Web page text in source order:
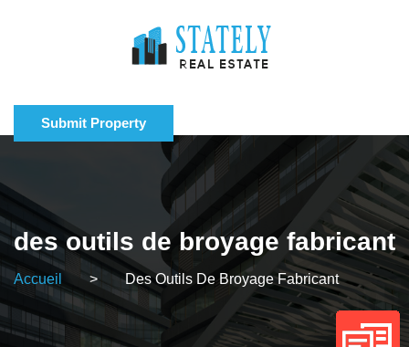
Submit Property
des outils de broyage fabricant
Accueil > Des Outils De Broyage Fabricant